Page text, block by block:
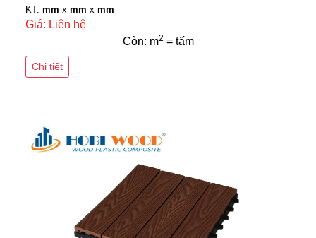
KT: mm x mm x mm
Giá: Liên hệ
Còn: m2 = tấm
Chi tiết